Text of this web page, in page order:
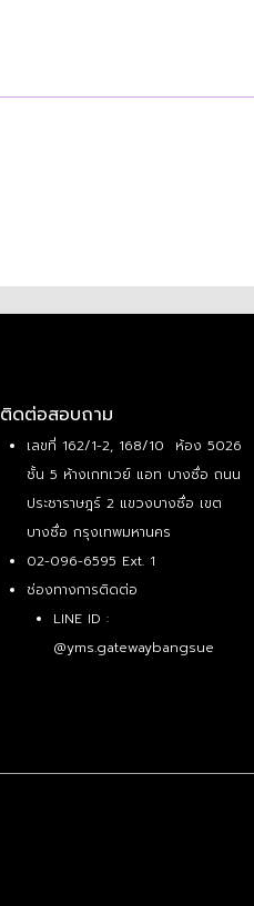
ติดต่อสอบถาม
เลขที่ 162/1-2, 168/10 ห้อง 5026
ชั้น 5 ห้างเกทเวย์ แอท บางซื่อ ถนน
ประชาราษฎร์ 2 แขวงบางซื่อ เขต
บางซื่อ กรุงเทพมหานคร
02-096-6595 Ext. 1
ช่องทางการติดต่อ
LINE ID :
@yms.gatewaybangsue